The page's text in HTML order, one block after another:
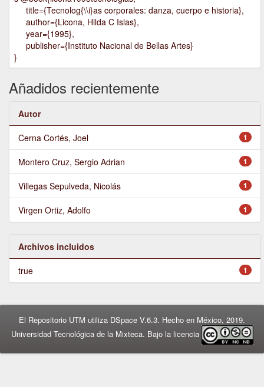
title={Tecnolog{\\i}as corporales: danza, cuerpo e historia},
author={Licona, Hilda C Islas},
year={1995},
publisher={Instituto Nacional de Bellas Artes}
}
Añadidos recientemente
Autor
1
Cerna Cortés, Joel
1
Montero Cruz, Sergio Adrian
1
Villegas Sepulveda, Nicolás
1
Virgen Ortiz, Adolfo
Archivos incluidos
1
true
El Repositorio UTM utiliza DSpace V.6.3. Hecho en México, 2019.
Universidad Tecnológica de la Mixteca. Bajo la licencia